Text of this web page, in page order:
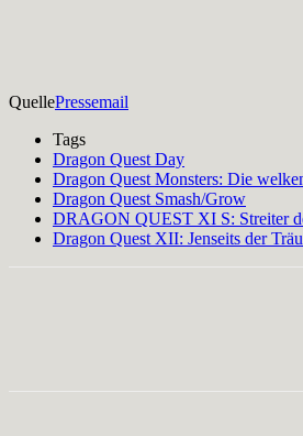
QuellePressemail
Tags
Dragon Quest Day
Dragon Quest Monsters: Die
Dragon Quest Smash/Grow
DRAGON QUEST XI S: Streiter
Dragon Quest XII: Jenseits der